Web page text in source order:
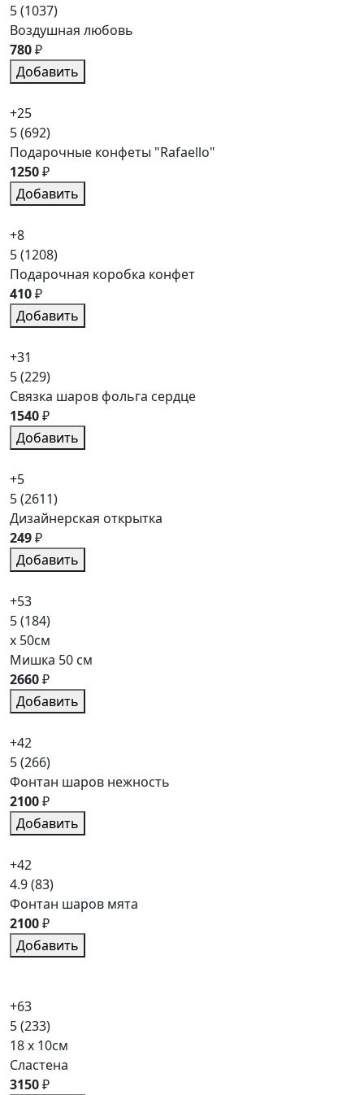
5(1037)
Воздушная любовь
780₽
Добавить
+25
5(692)
Подарочные конфеты "Rafaello"
1250₽
Добавить
+8
5(1208)
Подарочная коробка конфет
410₽
Добавить
+31
5(229)
Связка шаров фольга сердце
1540₽
Добавить
+5
5(2611)
Дизайнерская открытка
249₽
Добавить
+53
5(184)
x 50см
Мишка 50 см
2660₽
Добавить
+42
5(266)
Фонтан шаров нежность
2100₽
Добавить
+42
4.9(83)
Фонтан шаров мята
2100₽
Добавить
+63
5(233)
18 x 10см
Сластена
3150₽